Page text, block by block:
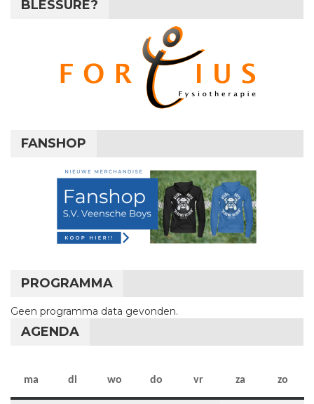
BLESSURE?
FANSHOP
PROGRAMMA
Geen programma data gevonden.
AGENDA
ma maandag
di dinsdag
wo woensdag
do donderdag
vr vrijdag
za zaterdag
zo